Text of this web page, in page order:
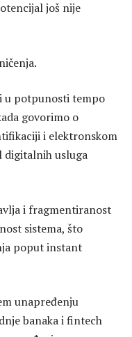
još nije
u potpunosti tempo
govorimo o
i elektronskom
digitalnih usluga
i fragmentiranost
sistema, što
poput instant
unapređenju
banaka i fintech